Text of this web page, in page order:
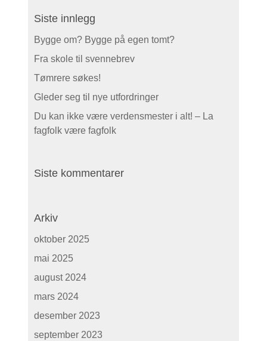
Siste innlegg
Bygge om? Bygge på egen tomt?
Fra skole til svennebrev
Tømrere søkes!
Gleder seg til nye utfordringer
Du kan ikke være verdensmester i alt! – La
fagfolk være fagfolk
Siste kommentarer
Arkiv
oktober 2025
mai 2025
august 2024
mars 2024
desember 2023
september 2023